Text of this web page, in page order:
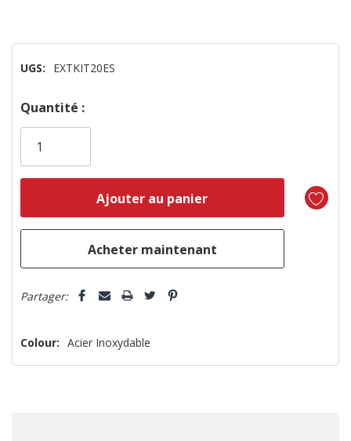
UGS: EXTKIT20ES
Dépêchez-
vous!
plus
Quantité :
Partager:
Colour: Acier Inoxydable